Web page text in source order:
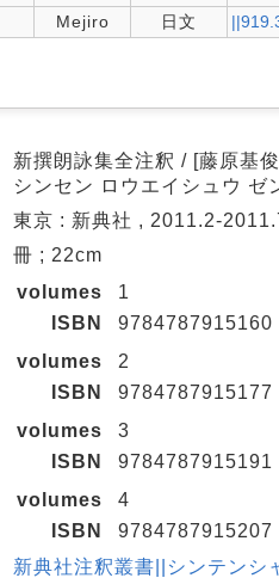
Mejiro 日文
新撰朗詠集全注釈 / [藤原基
シンセン ロウエイシュウ ゼ
東京 : 新典社 , 2011.2-
冊 ; 22cm
volumes
1
ISBN
9784787915160
volumes
2
ISBN
9784787915177
volumes
3
ISBN
9784787915191
volumes
4
ISBN
9784787915207
新典社注釈叢書||シンテン